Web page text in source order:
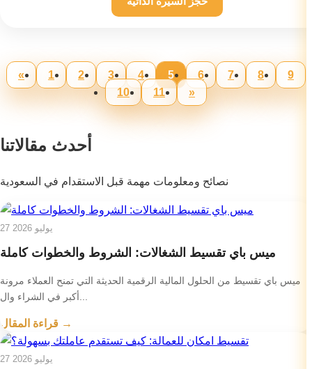
« 1 2 3 4 5 6 7 8
9
10
11 »
أحدث مقالاتنا
نصائح ومعلومات مهمة قبل الاستقدام في السعودية
27 يوليو 2026
ميس باي تقسيط الشغالات: الشروط والخطوات كاملة
ميس باي تقسيط من الحلول المالية الرقمية الحديثة التي تمنح العملاء مرونة
قراءة المقال →
27 يوليو 2026